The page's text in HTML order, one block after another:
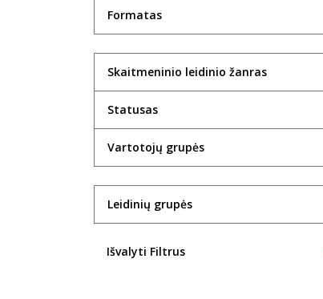
Formatas
Skaitmeninio leidinio žanras
Statusas
Vartotojų grupės
Leidinių grupės
Išvalyti Filtrus